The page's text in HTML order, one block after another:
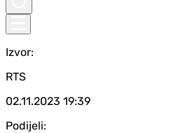
Izvor:
RTS
02.11.2023 19:39
Podijeli: